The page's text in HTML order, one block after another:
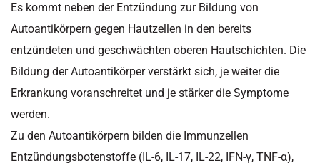
Es kommt neben der Entzündung zur Bildung von
Autoantikörpern gegen Hautzellen in den bereits
entzündeten und geschwächten oberen Hautschichten. Die
Bildung der Autoantikörper verstärkt sich, je weiter die
Erkrankung voranschreitet und je stärker die Symptome
werden.
Zu den Autoantikörpern bilden die Immunzellen
Entzündungsbotenstoffe (IL-6, IL-17, IL-22, IFN-γ, TNF-α),